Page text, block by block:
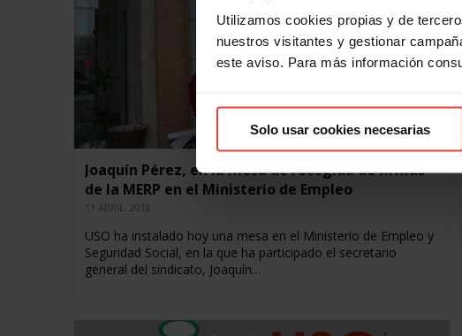
Utilizamos cookies propias y de
nuestros visitantes y gestionar
este aviso. Para más información
Solo usar cookies necesarias
Joaquín Pérez, en la mesa de recogida de firmas
de la MERP en el Ministerio de Empleo
11 ABRIL, 2018
USO ha instalado hoy una mesa en el Ministerio de Empleo y
Seguridad Social, en la que ha participado el secretario
general del sindicato, Joaquín…